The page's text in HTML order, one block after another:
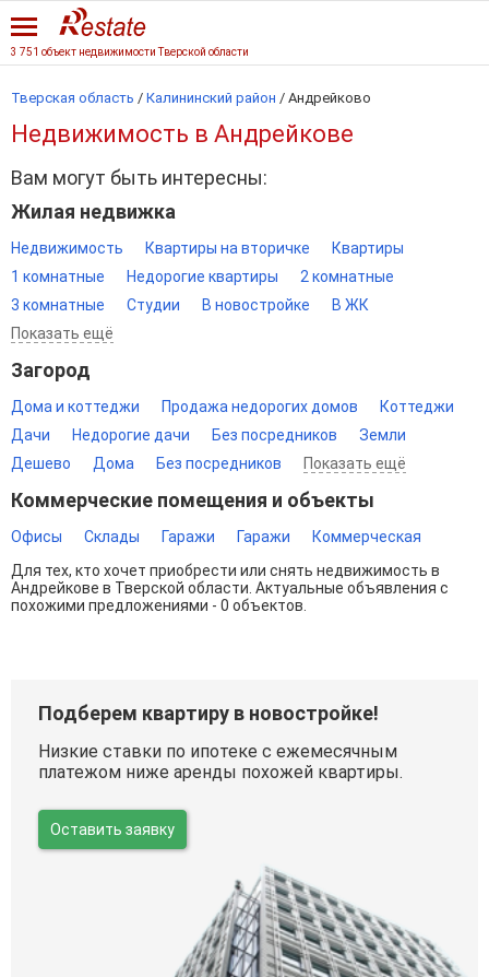
3 751 объект недвижимости Тверской области
Тверская область / Калининский район / Андрейково
Недвижимость в Андрейкове
Вам могут быть интересны:
Жилая недвижка
Недвижимость Квартиры на вторичке
Квартиры
1 комнатные
Недорогие квартиры
2 комнатные
3 комнатные
Студии В новостройке
В ЖК
Показать ещё
Загород
Дома и коттеджи Продажа недорогих домов
Коттеджи
Дачи
Недорогие дачи Без посредников
Земли
Дешево
Дома Без посредников Показать ещё
Коммерческие помещения и объекты
Офисы Склады Гаражи Гаражи
Коммерческая
Для тех, кто хочет приобрести или снять недвижимость в
Андрейкове в Тверской области. Актуальные объявления с
похожими предложениями - 0 объектов.
Подберем квартиру в новостройке!
Низкие ставки по ипотеке с ежемесячным
платежом ниже аренды похожей квартиры.
Оставить заявку